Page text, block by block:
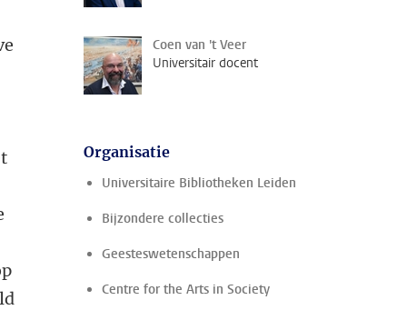
Coen van 't Veer
Universitair docent
Organisatie
Universitaire Bibliotheken Leiden
Bijzondere collecties
Geesteswetenschappen
Centre for the Arts in Society